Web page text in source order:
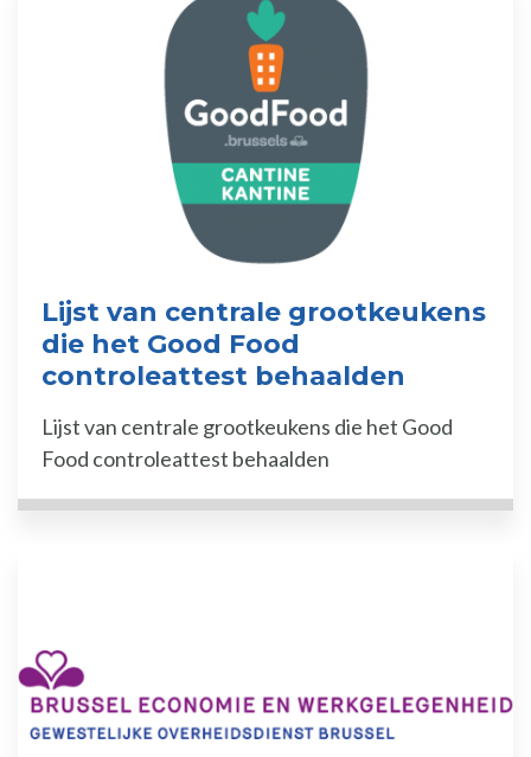
Lijst van centrale grootkeukens
die het Good Food
controleattest behaalden
Lijst van centrale grootkeukens die het Good
Food controleattest behaalden